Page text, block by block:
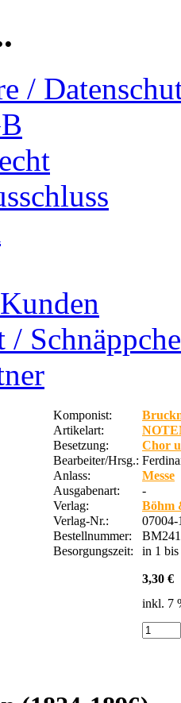
/
Komponist:
Artikelart:
Besetzung:
Chor
Bearbeiter/Hrsg.:
Anlass:
Messe
Ausgabenart:
-
Verlag:
Böhm
Verlag-Nr.:
07004-
Bestellnummer:
Besorgungszeit:
in 1
3,30 €
inkl. 7